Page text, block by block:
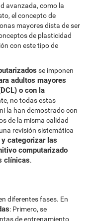
avanzada, como la
el concepto de
mayores dista de ser
de plasticidad
con este tipo de
se imponen
adultos mayores
o con la
no todas estas
la han demostrado con
de la misma calidad
revisión sistemática
y categorizar las
computarizado
clínicas.
diferentes fases. En
: Primero, se
de entrenamiento